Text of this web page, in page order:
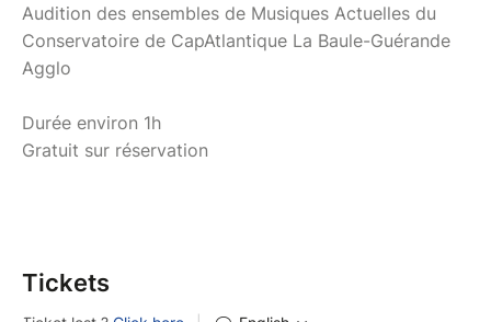
Audition des ensembles de Musiques Actuelles du
Conservatoire de CapAtlantique La Baule-Guérande
Agglo
Durée environ 1h
Gratuit sur réservation
Tickets